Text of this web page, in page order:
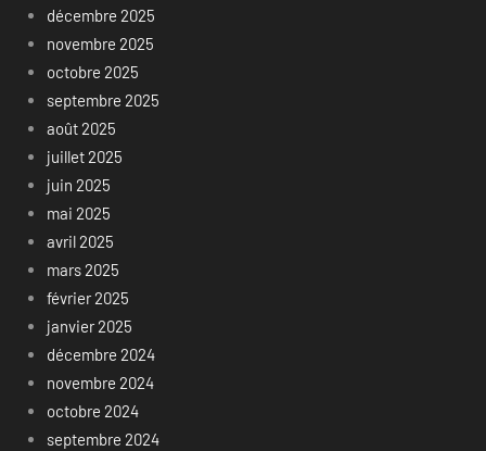
décembre 2025
novembre 2025
octobre 2025
septembre 2025
août 2025
juillet 2025
juin 2025
mai 2025
avril 2025
mars 2025
février 2025
janvier 2025
décembre 2024
novembre 2024
octobre 2024
septembre 2024